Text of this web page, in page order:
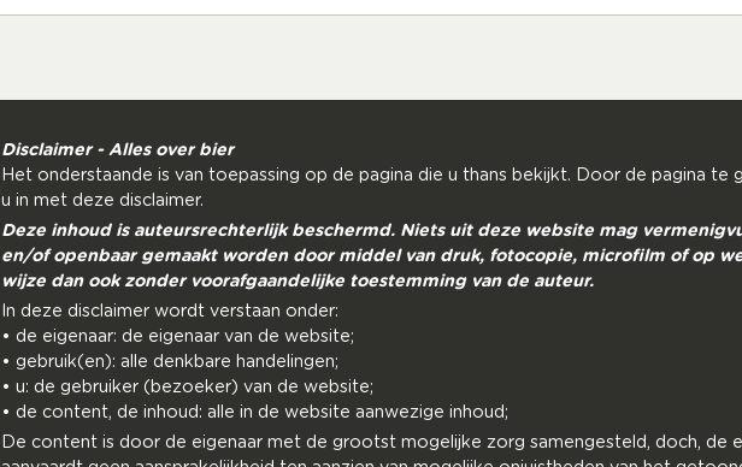
Disclaimer - Alles over bier
Het onderstaande is van toepassing op de pagina die u thans bekijkt. Door de pagina te
u in met deze disclaimer.
Deze inhoud is auteursrechterlijk beschermd. Niets uit deze website mag
en/of openbaar gemaakt worden door middel van druk, fotocopie, microfilm of op
wijze dan ook zonder voorafgaandelijke toestemming van de auteur.
In deze disclaimer wordt verstaan onder:
• de eigenaar: de eigenaar van de website;
• gebruik(en): alle denkbare handelingen;
• u: de gebruiker (bezoeker) van de website;
• de content, de inhoud: alle in de website aanwezige inhoud;
De content is door de eigenaar met de grootst mogelijke zorg samengesteld, doch, de